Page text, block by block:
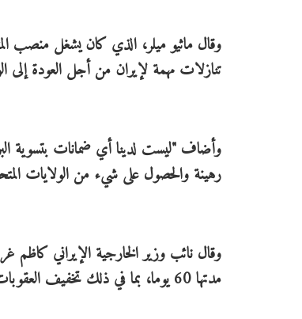
وقال ماثيو ميلر، الذي كان يشغل منصب
تنازلات مهمة لإيران من أجل العودة
وأضاف "ليست لدينا أي ضمانات بتسوية
رهينة والحصول على شيء من الولايات
وقال نائب وزير الخارجية الإيراني
مدتها 60 يوما، بما في ذلك تخفيف العقوبات.